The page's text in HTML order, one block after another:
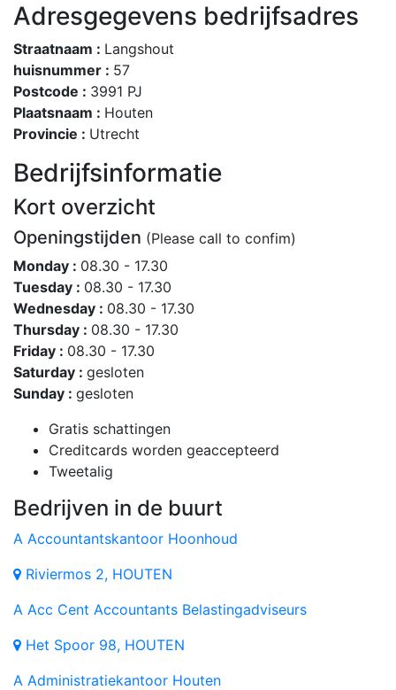
Adresgegevens bedrijfsadres
Straatnaam : Langshout
huisnummer : 57
Postcode : 3991 PJ
Plaatsnaam : Houten
Provincie : Utrecht
Bedrijfsinformatie
Kort overzicht
Openingstijden (Please call to confim)
Monday : 08.30 - 17.30
Tuesday : 08.30 - 17.30
Wednesday : 08.30 - 17.30
Thursday : 08.30 - 17.30
Friday : 08.30 - 17.30
Saturday : gesloten
Sunday : gesloten
Gratis schattingen
Creditcards worden geaccepteerd
Tweetalig
Bedrijven in de buurt
A Accountantskantoor Hoonhoud
Riviermos 2, HOUTEN
A Acc Cent Accountants Belastingadviseurs
Het Spoor 98, HOUTEN
A Administratiekantoor Houten